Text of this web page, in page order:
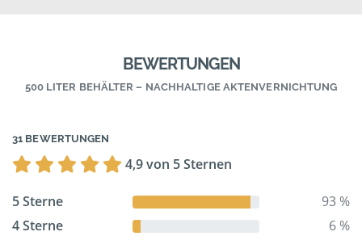
BEWERTUNGEN
500 LITER BEHÄLTER – NACHHALTIGE AKTENVERNICHTUNG
31 BEWERTUNGEN
4,9 von 5 Sternen
5 Sterne
93 %
4 Sterne
6 %